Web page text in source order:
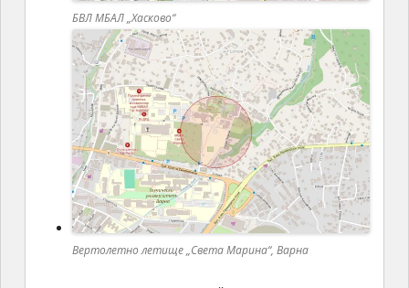
БВЛ МБАЛ „Хасково“
Вертолетно летище „Света Марина“, Варна